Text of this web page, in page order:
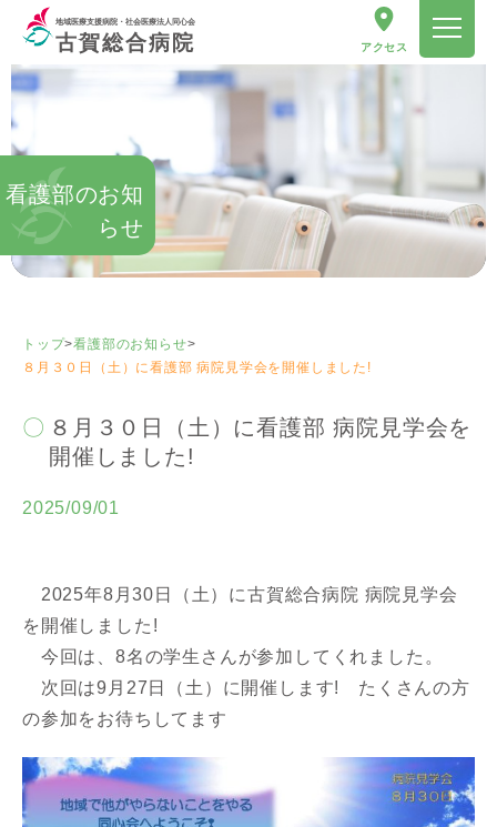
地域医療支援病院・社会医療法人同心会
古賀総合病院 アクセス
看護部のお知
らせ
トップ>看護部のお知らせ>
８月３０日（土）に看護部 病院見学会を開催しました!
８月３０日（土）に看護部 病院見学会を
開催しました!
2025/09/01
2025年8月30日（土）に古賀総合病院 病院見学会
を開催しました!
今回は、8名の学生さんが参加してくれました。
次回は9月27日（土）に開催します! たくさんの方
の参加をお待ちしてます